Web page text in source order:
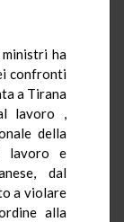
ha
confronti
a Tirana
lavoro ,
della
lavoro e
dal
a violare
alla